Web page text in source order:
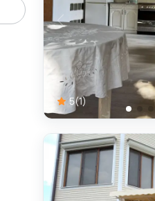
5(1)